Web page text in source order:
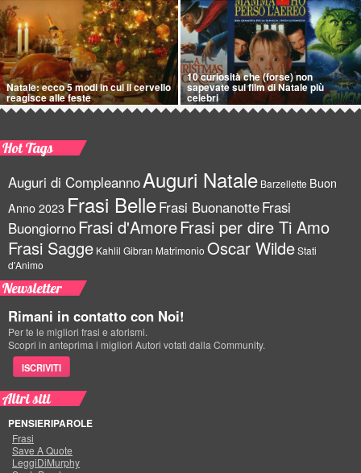
Natale: ecco 5 modi in cui il cervello
reagisce alle feste
10 curiosità che (forse) non
sapevate sui film di Natale più
celebri
Hot Tags
Auguri di CompleannoAuguri Natale Barzellette Buon
Anno 2023 Frasi BelleFrasi BuonanotteFrasi
BuongiornoFrasi d'AmoreFrasi per dire Ti Amo
Frasi Sagge Kahlil Gibran Matrimonio Oscar WildeStati
d'Animo
Newsletter
Rimani in contatto con Noi!
Per te le migliori frasi e aforismi.
Scopri in anteprima i migliori Autori votati dalla Community.
ISCRIVITI
Altri siti
PENSIERIPAROLE
Frasi
Save A Quote
LeggiDiMurphy